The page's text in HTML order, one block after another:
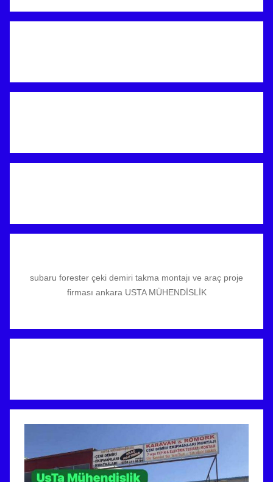
subaru forester çeki demiri takma montajı ve araç proje
firması ankara USTA MÜHENDİSLİK